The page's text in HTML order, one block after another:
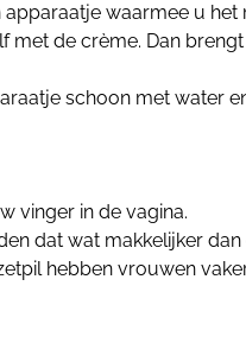
waarmee u
met de crème. Dan
schoon met water
vinger in de vagina.
dat wat makkelijker
hebben vrouwen